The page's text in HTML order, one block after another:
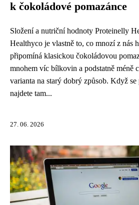
k čokoládové pomazánce
Složení a nutriční hodnoty Proteinelly
Healthyco je vlastně to, co mnozí z nás
připomíná klasickou čokoládovou
mnohem víc bílkovin a podstatně méně
varianta na starý dobrý způsob. Když se
najdete tam...
27. 06. 2026